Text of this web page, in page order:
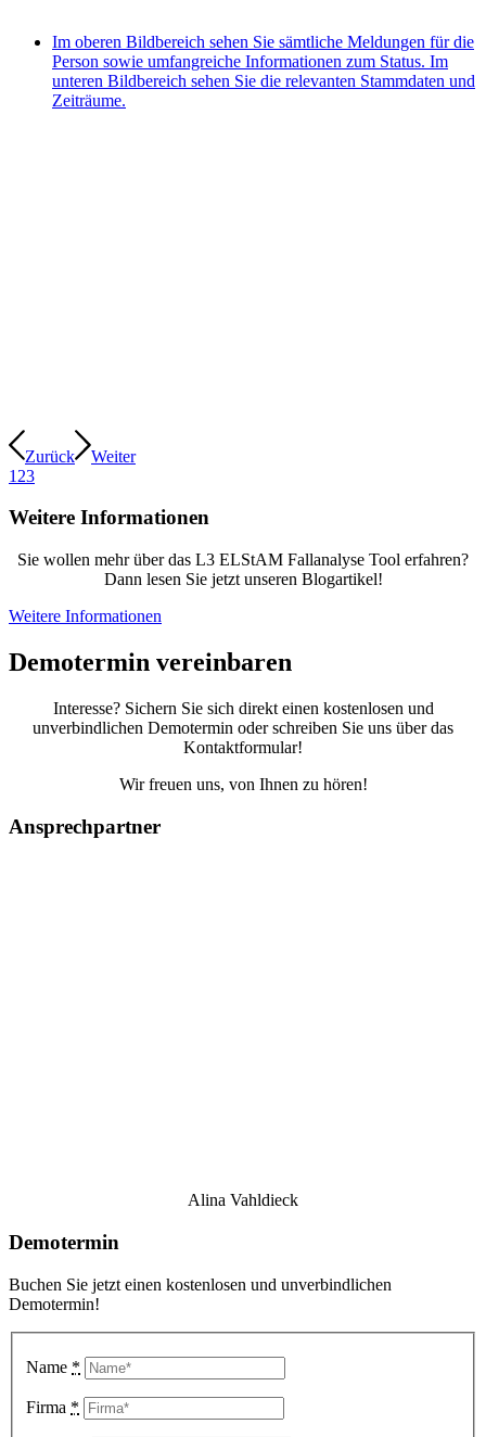
Im oberen Bildbereich sehen Sie sämtliche Meldungen für die
Person sowie umfangreiche Informationen zum Status. Im
unteren Bildbereich sehen Sie die relevanten Stammdaten und
Zeiträume.
Zurück
Weiter
1 23
Weitere Informationen
Sie wollen mehr über das L3 ELStAM Fallanalyse Tool erfahren?
Dann lesen Sie jetzt unseren Blogartikel!
Weitere Informationen
Demotermin vereinbaren
Interesse? Sichern Sie sich direkt einen kostenlosen und
unverbindlichen Demotermin oder schreiben Sie uns über das
Kontaktformular!
Wir freuen uns, von Ihnen zu hören!
Ansprechpartner
Alina Vahldieck
Demotermin
Buchen Sie jetzt einen kostenlosen und unverbindlichen
Demotermin!
Name *
Firma *